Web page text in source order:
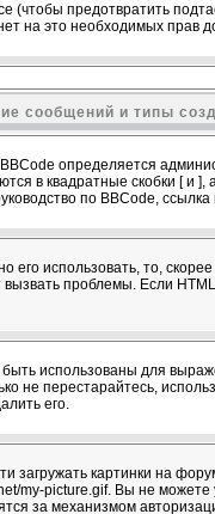
(чтобы предотвратить
на это необходимых прав
сообщений и типы
определяется
в квадратные скобки [ и
по BBCode,
использовать, то,
проблемы. Если
использованы для
не перестарайтесь,
его.
загружать картинки на
picture.gif. Вы не можете
за механизмом